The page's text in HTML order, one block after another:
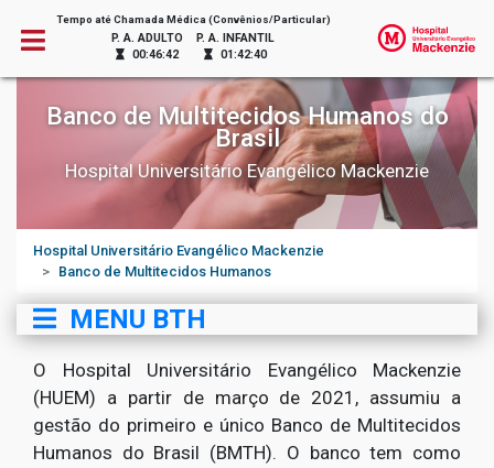
Tempo até Chamada Médica (Convênios/Particular)
P. A. ADULTO
00:46:42
P. A. INFANTIL
01:42:40
Banco de Multitecidos Humanos do
Brasil
Hospital Universitário Evangélico Mackenzie
Hospital Universitário Evangélico Mackenzie
Banco de Multitecidos Humanos
MENU BTH
O Hospital Universitário Evangélico Mackenzie
(HUEM) a partir de março de 2021, assumiu a
gestão do primeiro e único Banco de Multitecidos
Humanos do Brasil (BMTH). O banco tem como